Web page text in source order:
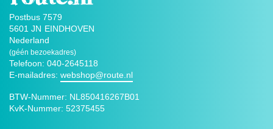
Postbus 7579
5601 JN EINDHOVEN
Nederland
(géén bezoekadres)
Telefoon: 040-2645118
E-mailadres: webshop@route.nl
BTW-Nummer: NL850416267B01
KvK-Nummer: 52375455